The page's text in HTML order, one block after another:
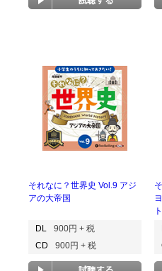
それなに？世界史 Vol.9 アジ
アの大帝国
DL
900円 + 税
CD
900円 + 税